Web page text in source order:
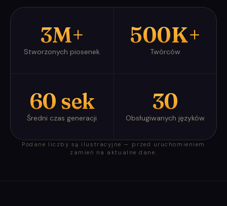
3M+
Stworzonych piosenek
500K+
Twórców
60 sek
Średni czas generacji
30
Obsługiwanych języków
Podane liczby są ilustracyjne — przed uruchomieniem
zamień na aktualne dane.